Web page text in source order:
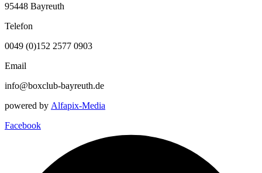
95448 Bayreuth
Telefon
0049 (0)152 2577 0903
Email
info@boxclub-bayreuth.de
powered by Alfapix-Media
Facebook